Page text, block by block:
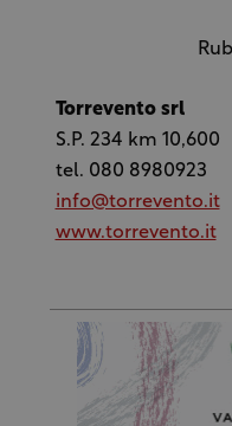
Torrevento srl
S.P. 234 km 10,600
tel. 080 8980923
info@torrevento.it
www.torrevento.it